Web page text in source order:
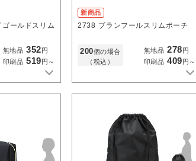
ゴールドスリム
無地品 352 円
印刷品 519 円～
新商品
2738 ブランフールスリムポーチ
200個の場合
（税込）
無地品 278 円
印刷品 409 円～